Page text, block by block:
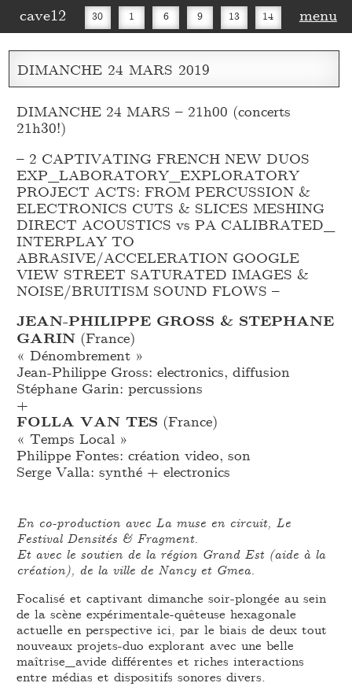
cave12 30 1 6 9 13 14
16 20 27 30
menu
DIMANCHE 24 MARS 2019
DIMANCHE 24 MARS – 21h00 (concerts
21h30!)
– 2 CAPTIVATING FRENCH NEW DUOS
EXP_LABORATORY_EXPLORATORY
PROJECT ACTS: FROM PERCUSSION &
ELECTRONICS CUTS & SLICES MESHING
DIRECT ACOUSTICS vs PA CALIBRATED_
INTERPLAY TO
ABRASIVE/ACCELERATION GOOGLE
VIEW STREET SATURATED IMAGES &
NOISE/BRUITISM SOUND FLOWS –
JEAN-PHILIPPE GROSS & STEPHANE
GARIN (France)
« Dénombrement »
Jean-Philippe Gross: electronics, diffusion
Stéphane Garin: percussions
+
FOLLA VAN TES (France)
« Temps Local »
Philippe Fontes: création video, son
Serge Valla: synthé + electronics
En co-production avec La muse en circuit, Le
Festival Densités & Fragment.
Et avec le soutien de la région Grand Est (aide à la
création), de la ville de Nancy et Gmea.
Focalisé et captivant dimanche soir-plongée au sein
de la scène expérimentale-quêteuse hexagonale
actuelle en perspective ici, par le biais de deux tout
nouveaux projets-duo explorant avec une belle
maîtrise_avide différentes et riches interactions
entre médias et dispositifs sonores divers.